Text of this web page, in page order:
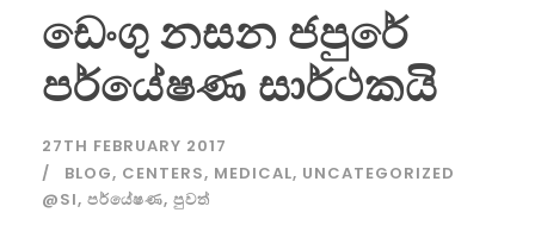
ඩෙංගු නසන ජපුරේ
පර්යේෂණ සාර්ථකයි
27TH FEBRUARY 2017
BLOG, CENTERS, MEDICAL, UNCATEGORIZED
@SI, පර්යේෂණ, පුවත්